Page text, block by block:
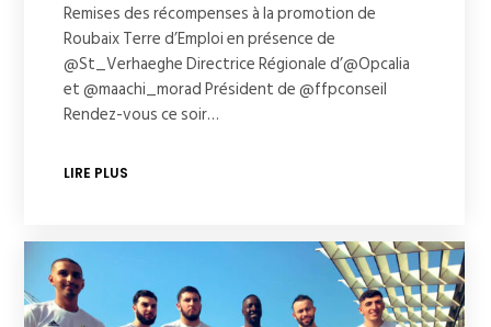
Remises des récompenses à la promotion de
Roubaix Terre d’Emploi en présence de
@St_Verhaeghe Directrice Régionale d’@Opcalia
et @maachi_morad Président de @ffpconseil
Rendez-vous ce soir…
LIRE PLUS